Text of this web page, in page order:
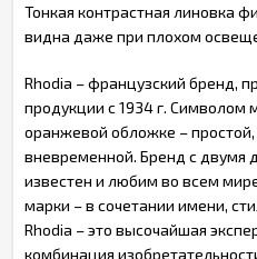
Тонкая контрастная линовка
видна даже при плохом
Rhodia – французский бренд,
продукции с 1934 г. Символом
оранжевой обложке –
вневременной. Бренд с двумя
известен и любим во всем
марки – в сочетании имени,
Rhodia – это высочайшая
комбинация